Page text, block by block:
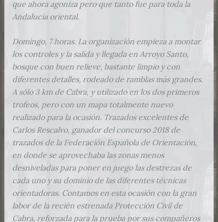
que ahora agoniza pero que tanto fue para toda la
Andalucía oriental.
Domingo, 7 horas. La organización empieza a montar
los controles y la salida y llegada en Arroyo Santo,
bosque con buen relieve, bastante limpio y con
diferentes detalles, rodeado de ramblas más grandes.
A sólo 3 km de Cabra, y utilizado en los dos primeros
trofeos, pero con un mapa totalmente nuevo
realizado para la ocasión. Trazados excelentes de
Carlos Rescalvo, ganador del concurso 2018 de
trazados de la Federación Española de Orientación,
en donde se aprovechaba las zonas menos
desniveladas para poner en juego las destrezas de
cada uno y su dominio de las diferentes técnicas
orientadoras. Contamos en esta ocasión con la gran
labor de la recién estrenada Protección Civil de
Cabra, reforzada para la prueba por sus compañeros